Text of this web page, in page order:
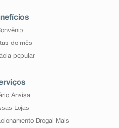
do mês
popular
Anvisa
Lojas
Drogal Mais